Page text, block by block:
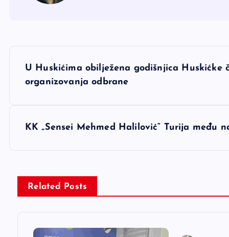
N
g
a
U Huskićima obilježena godišnjica Huskićke
organizovanja odbrane
KK „Sensei Mehmed Halilović“ Turija među
Related Posts